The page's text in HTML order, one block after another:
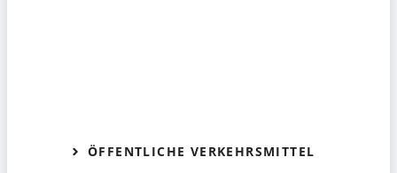
ÖFFENTLICHE VERKEHRSMITTEL